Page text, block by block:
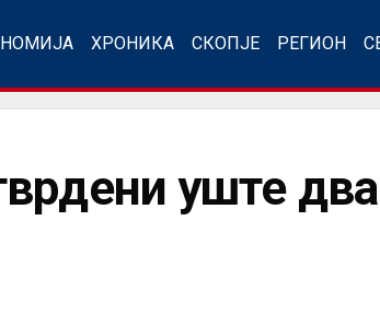
ХРОНИКА СКОПЈЕ РЕГИОН
уште